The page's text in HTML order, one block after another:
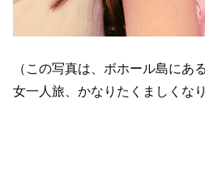
（この写真は、ボホール島にあ
女一人旅、かなりたくましくな